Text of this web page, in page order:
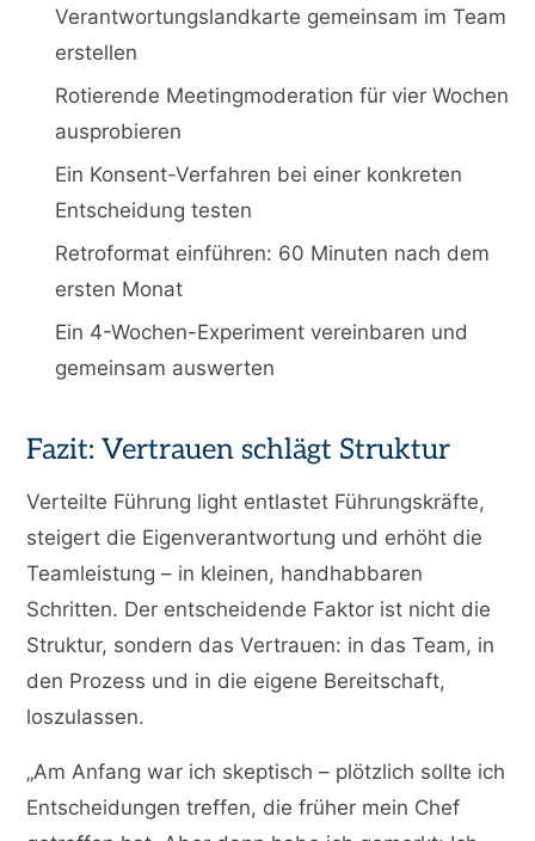
Verantwortungslandkarte gemeinsam im Team
erstellen
Rotierende Meetingmoderation für vier Wochen
ausprobieren
Ein Konsent-Verfahren bei einer konkreten
Entscheidung testen
Retroformat einführen: 60 Minuten nach dem
ersten Monat
Ein 4-Wochen-Experiment vereinbaren und
gemeinsam auswerten
Fazit: Vertrauen schlägt Struktur
Verteilte Führung light entlastet Führungskräfte,
steigert die Eigenverantwortung und erhöht die
Teamleistung – in kleinen, handhabbaren
Schritten. Der entscheidende Faktor ist nicht die
Struktur, sondern das Vertrauen: in das Team, in
den Prozess und in die eigene Bereitschaft,
loszulassen.
„Am Anfang war ich skeptisch – plötzlich sollte ich
Entscheidungen treffen, die früher mein Chef